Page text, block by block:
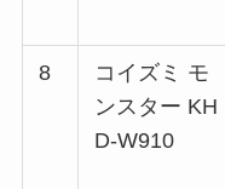
8
コイズミ モ
ンスター KH
D-W910